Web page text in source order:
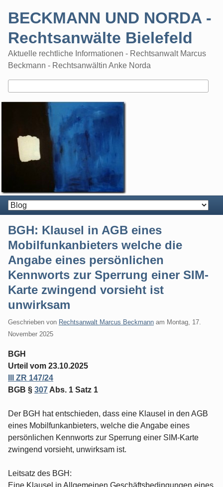
BECKMANN UND NORDA -
Rechtsanwälte Bielefeld
Aktuelle rechtliche Informationen - Rechtsanwalt Marcus
Beckmann - Rechtsanwältin Anke Norda
BGH: Klausel in AGB eines
Mobilfunkanbieters welche die
Angabe eines persönlichen
Kennworts zur Sperrung einer SIM-
Karte zwingend vorsieht ist
unwirksam
Geschrieben von Rechtsanwalt Marcus Beckmann am Montag, 17.
November 2025
BGH
Urteil vom 23.10.2025
III ZR 147/24
BGB § 307 Abs. 1 Satz 1
Der BGH hat entschieden, dass eine Klausel in den AGB
eines Mobilfunkanbieters, welche die Angabe eines
persönlichen Kennworts zur Sperrung einer SIM-Karte
zwingend vorsieht, unwirksam ist.
Leitsatz des BGH:
Eine Klausel in Allgemeinen Geschäftsbedingungen eines